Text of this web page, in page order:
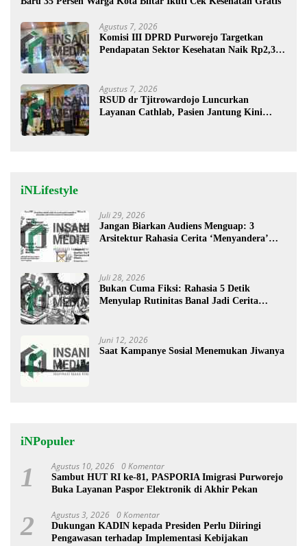
Agustus 7, 2026
Komisi III DPRD Purworejo Targetkan
Pendapatan Sektor Kesehatan Naik Rp2,3
Agustus 7, 2026
RSUD dr Tjitrowardojo Luncurkan
Layanan Cathlab, Pasien Jantung Kini
iNLifestyle
Juli 29, 2026
Jangan Biarkan Audiens Menguap: 3
Arsitektur Rahasia Cerita ‘Menyandera’
Juli 28, 2026
Bukan Cuma Fiksi: Rahasia 5 Detik
Menyulap Rutinitas Banal Jadi Cerita
Juni 12, 2026
Saat Kampanye Sosial Menemukan Jiwanya
iNPopuler
1 Agustus 10, 2026 0 Komentar
Sambut HUT RI ke-81, PASPORIA Imigrasi Purworejo
Buka Layanan Paspor Elektronik di Akhir Pekan
2 Agustus 3, 2026 0 Komentar
Dukungan KADIN kepada Presiden Perlu Diiringi
Pengawasan terhadap Implementasi Kebijakan